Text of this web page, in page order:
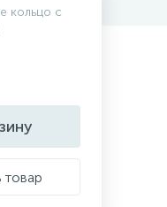
кольцо с
товар